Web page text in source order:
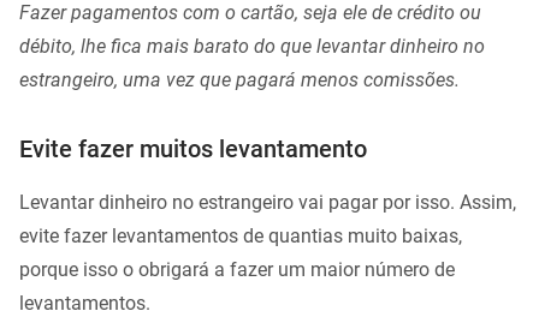
Fazer pagamentos com o cartão, seja ele de crédito ou
débito, lhe fica mais barato do que levantar dinheiro no
estrangeiro, uma vez que pagará menos comissões.
Evite fazer muitos levantamento
Levantar dinheiro no estrangeiro vai pagar por isso. Assim,
evite fazer levantamentos de quantias muito baixas,
porque isso o obrigará a fazer um maior número de
levantamentos.